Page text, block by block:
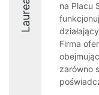
Laureaci
na Placu
Firma
zarówno